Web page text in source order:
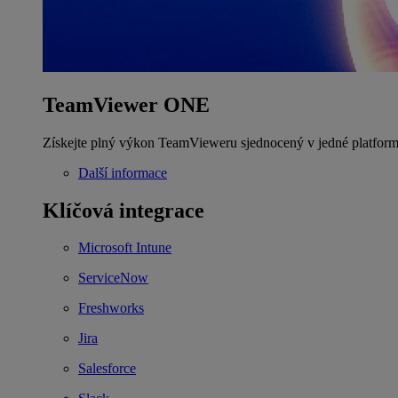
TeamViewer ONE
Získejte plný výkon TeamVieweru sjednocený v jedné
Další informace
Klíčová integrace
Microsoft Intune
ServiceNow
Freshworks
Jira
Salesforce